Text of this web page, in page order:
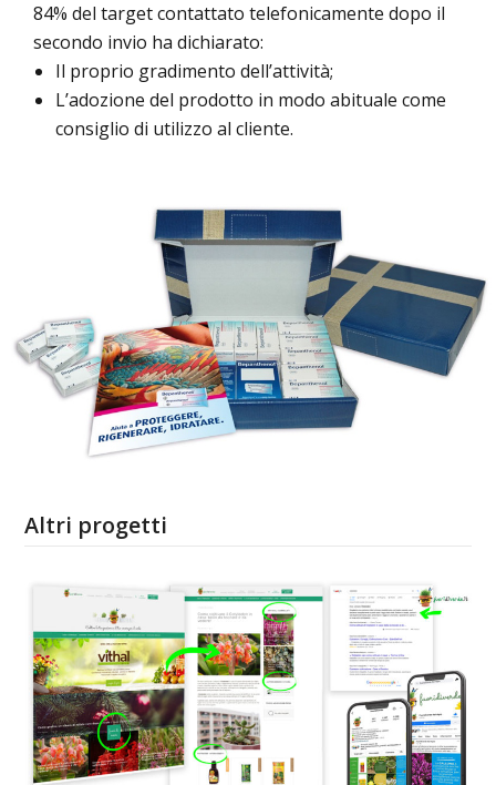
84% del target contattato telefonicamente dopo il
secondo invio ha dichiarato:
Il proprio gradimento dell’attività;
L’adozione del prodotto in modo abituale come
consiglio di utilizzo al cliente.
Altri progetti